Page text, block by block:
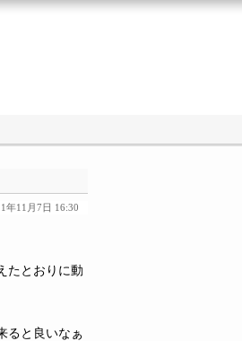
年11月7日 16:30
たとおりに動
ると良いなぁ